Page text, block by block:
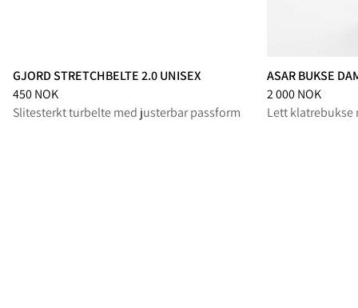
GJORD STRETCHBELTE 2.0 UNISEX
Pris:450 NOK, redusert fra 450 NOK
450 NOK
Slitesterkt turbelte med justerbar passform
ASAR BUKSE
Pris:2 000 NOK,
2 000 NOK